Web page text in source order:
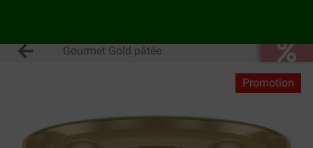
Gourmet Gold pâtée
Promotion